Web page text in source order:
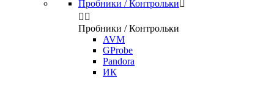
Пробники / Контрольки
 
Пробники / Контрольки
AVM
GProbe
Pandora
ИК